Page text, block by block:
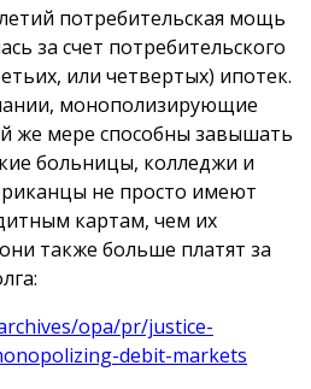
потребительская мощь
за счет потребительского
или четвертых) ипотек.
монополизирующие
же мере способны завышать
больницы, колледжи и
не просто имеют
картам, чем их
также больше платят за
opa/pr/justice-
debit-markets